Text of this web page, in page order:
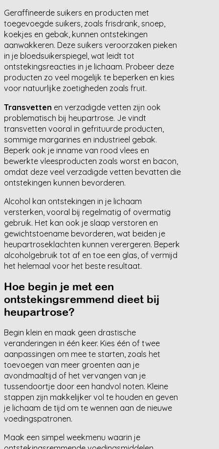
Geraffineerde suikers en producten met
toegevoegde suikers, zoals frisdrank, snoep,
koekjes en gebak, kunnen ontstekingen
aanwakkeren. Deze suikers veroorzaken pieken
in je bloedsuikerspiegel, wat leidt tot
ontstekingsreacties in je lichaam. Probeer deze
producten zo veel mogelijk te beperken en kies
voor natuurlijke zoetigheden zoals fruit.
Transvetten en verzadigde vetten zijn ook
problematisch bij heupartrose. Je vindt
transvetten vooral in gefrituurde producten,
sommige margarines en industrieel gebak.
Beperk ook je inname van rood vlees en
bewerkte vleesproducten zoals worst en bacon,
omdat deze veel verzadigde vetten bevatten die
ontstekingen kunnen bevorderen.
Alcohol kan ontstekingen in je lichaam
versterken, vooral bij regelmatig of overmatig
gebruik. Het kan ook je slaap verstoren en
gewichtstoename bevorderen, wat beiden je
heupartroseklachten kunnen verergeren. Beperk
alcoholgebruik tot af en toe een glas, of vermijd
het helemaal voor het beste resultaat.
Hoe begin je met een
ontstekingsremmend dieet bij
heupartrose?
Begin klein en maak geen drastische
veranderingen in één keer. Kies één of twee
aanpassingen om mee te starten, zoals het
toevoegen van meer groenten aan je
avondmaaltijd of het vervangen van je
tussendoortje door een handvol noten. Kleine
stappen zijn makkelijker vol te houden en geven
je lichaam de tijd om te wennen aan de nieuwe
voedingspatronen.
Maak een simpel weekmenu waarin je